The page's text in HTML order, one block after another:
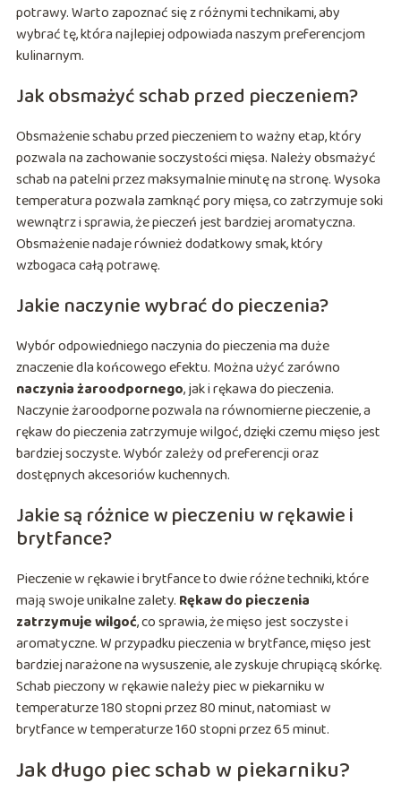
potrawy. Warto zapoznać się z różnymi technikami, aby
wybrać tę, która najlepiej odpowiada naszym preferencjom
kulinarnym.
Jak obsmażyć schab przed pieczeniem?
Obsmażenie schabu przed pieczeniem to ważny etap, który
pozwala na zachowanie soczystości mięsa. Należy obsmażyć
schab na patelni przez maksymalnie minutę na stronę. Wysoka
temperatura pozwala zamknąć pory mięsa, co zatrzymuje soki
wewnątrz i sprawia, że pieczeń jest bardziej aromatyczna.
Obsmażenie nadaje również dodatkowy smak, który
wzbogaca całą potrawę.
Jakie naczynie wybrać do pieczenia?
Wybór odpowiedniego naczynia do pieczenia ma duże
znaczenie dla końcowego efektu. Można użyć zarówno
naczynia żaroodpornego, jak i rękawa do pieczenia.
Naczynie żaroodporne pozwala na równomierne pieczenie, a
rękaw do pieczenia zatrzymuje wilgoć, dzięki czemu mięso jest
bardziej soczyste. Wybór zależy od preferencji oraz
dostępnych akcesoriów kuchennych.
Jakie są różnice w pieczeniu w rękawie i
brytfance?
Pieczenie w rękawie i brytfance to dwie różne techniki, które
mają swoje unikalne zalety. Rękaw do pieczenia
zatrzymuje wilgoć, co sprawia, że mięso jest soczyste i
aromatyczne. W przypadku pieczenia w brytfance, mięso jest
bardziej narażone na wysuszenie, ale zyskuje chrupiącą skórkę.
Schab pieczony w rękawie należy piec w piekarniku w
temperaturze 180 stopni przez 80 minut, natomiast w
brytfance w temperaturze 160 stopni przez 65 minut.
Jak długo piec schab w piekarniku?